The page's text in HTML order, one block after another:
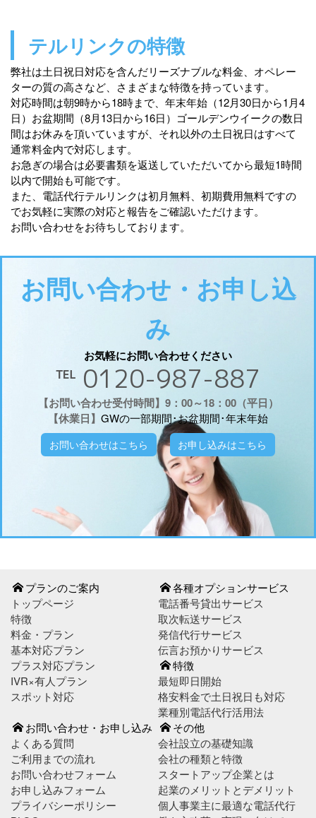
テルリンクの特徴
弊社は土日祝日対応を含んだリーズナブルな料金、オペレー
ターの質の高さなど、さまざまな特徴を持っています。
対応時間は朝9時から18時まで、年末年始（12月30日から1月4
日）お盆期間（8月13日から16日）ゴールデンウイークの数日
間はお休みを頂いていますが、それ以外の土日祝日はすべて
通常料金内で対応します。
お急ぎの場合は必要書類を返送していただいてから最短1時間
以内で開始も可能です。
また、電話代行テルリンクは初月無料、初期費用無料ですの
でお気軽に実際の対応と報告をご確認いただけます。
お問い合わせをお待ちしております。
お問い合わせ・お申し込
み
お気軽にお問い合わせください
℡ 0120-987-887
【お問い合わせ受付時間】9：00～18：00（平日）
【休業日】 GWの一部期間･お盆期間･年末年始
お問い合わせはこちら お申し込みはこちら
プランのご案内
トップページ
特徴
料金・プラン
基本対応プラン
プラス対応プラン
IVR×有人プラン
スポット対応
各種オプションサービス
電話番号貸出サービス
取次転送サービス
発信代行サービス
伝言お預かりサービス
特徴
最短即日開始
格安料金で土日祝日も対応
業種別電話代行活用法
お問い合わせ・お申し込み
よくある質問
ご利用までの流れ
お問い合わせフォーム
お申し込みフォーム
プライバシーポリシー
その他
会社設立の基礎知識
会社の種類と特徴
スタートアップ企業とは
起業のメリットとデメリット
個人事業主に最適な電話代行